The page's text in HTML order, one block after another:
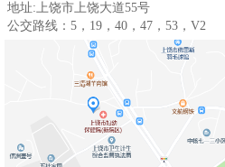
地址:上饶市上饶大道55号
公交路线：5，19，40，47，53，V2